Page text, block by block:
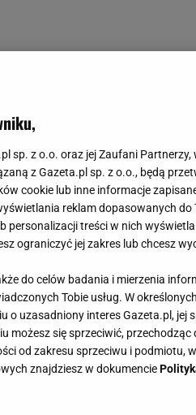
Blankę
sp. z o.o. oraz jej Zaufani Partnerzy,
z Gazeta.pl sp. z o.o., będą
cookie lub inne informacje
reklam dopasowanych
personalizacji treści w nich
ograniczyć jej zakres lub chcesz
do celów badania i mierzenia
Tobie usług. W
uzasadniony interes Gazeta.pl, jej
możesz się sprzeciwić, przechodząc
od zakresu sprzeciwu i podmiotu,
znajdziesz w dokumencie